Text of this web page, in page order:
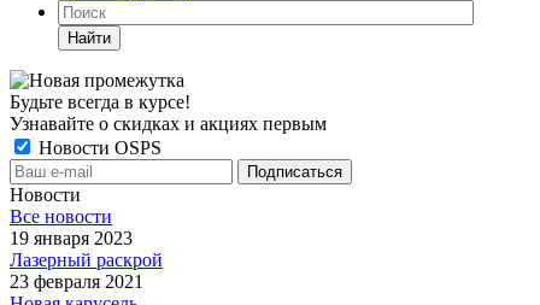
Найти
Будьте всегда в курсе!
Узнавайте о скидках и акциях первым
Новости OSPS
Новости
Все новости
19 января 2023
Лазерный раскрой
23 февраля 2021